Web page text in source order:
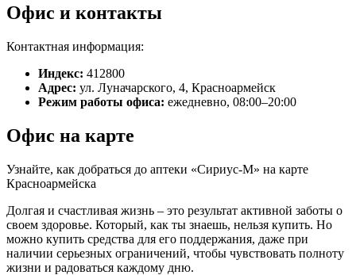
Офис и контакты
Контактная информация:
Индекс: 412800
Адрес: ул. Луначарского, 4, Красноармейск
Режим работы офиса: ежедневно, 08:00–20:00
Офис на карте
Узнайте, как добраться до аптеки «Сириус-М» на карте
Красноармейска
Долгая и счастливая жизнь – это результат активной заботы о
своем здоровье. Который, как ты знаешь, нельзя купить. Но
можно купить средства для его поддержания, даже при
наличии серьезных ограничений, чтобы чувствовать полноту
жизни и радоваться каждому дню.